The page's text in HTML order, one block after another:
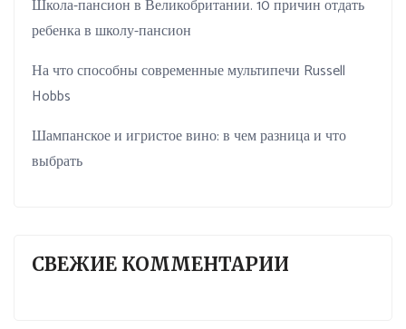
Школа-пансион в Великобритании. 10 причин отдать
ребенка в школу-пансион
На что способны современные мультипечи Russell
Hobbs
Шампанское и игристое вино: в чем разница и что
выбрать
СВЕЖИЕ КОММЕНТАРИИ